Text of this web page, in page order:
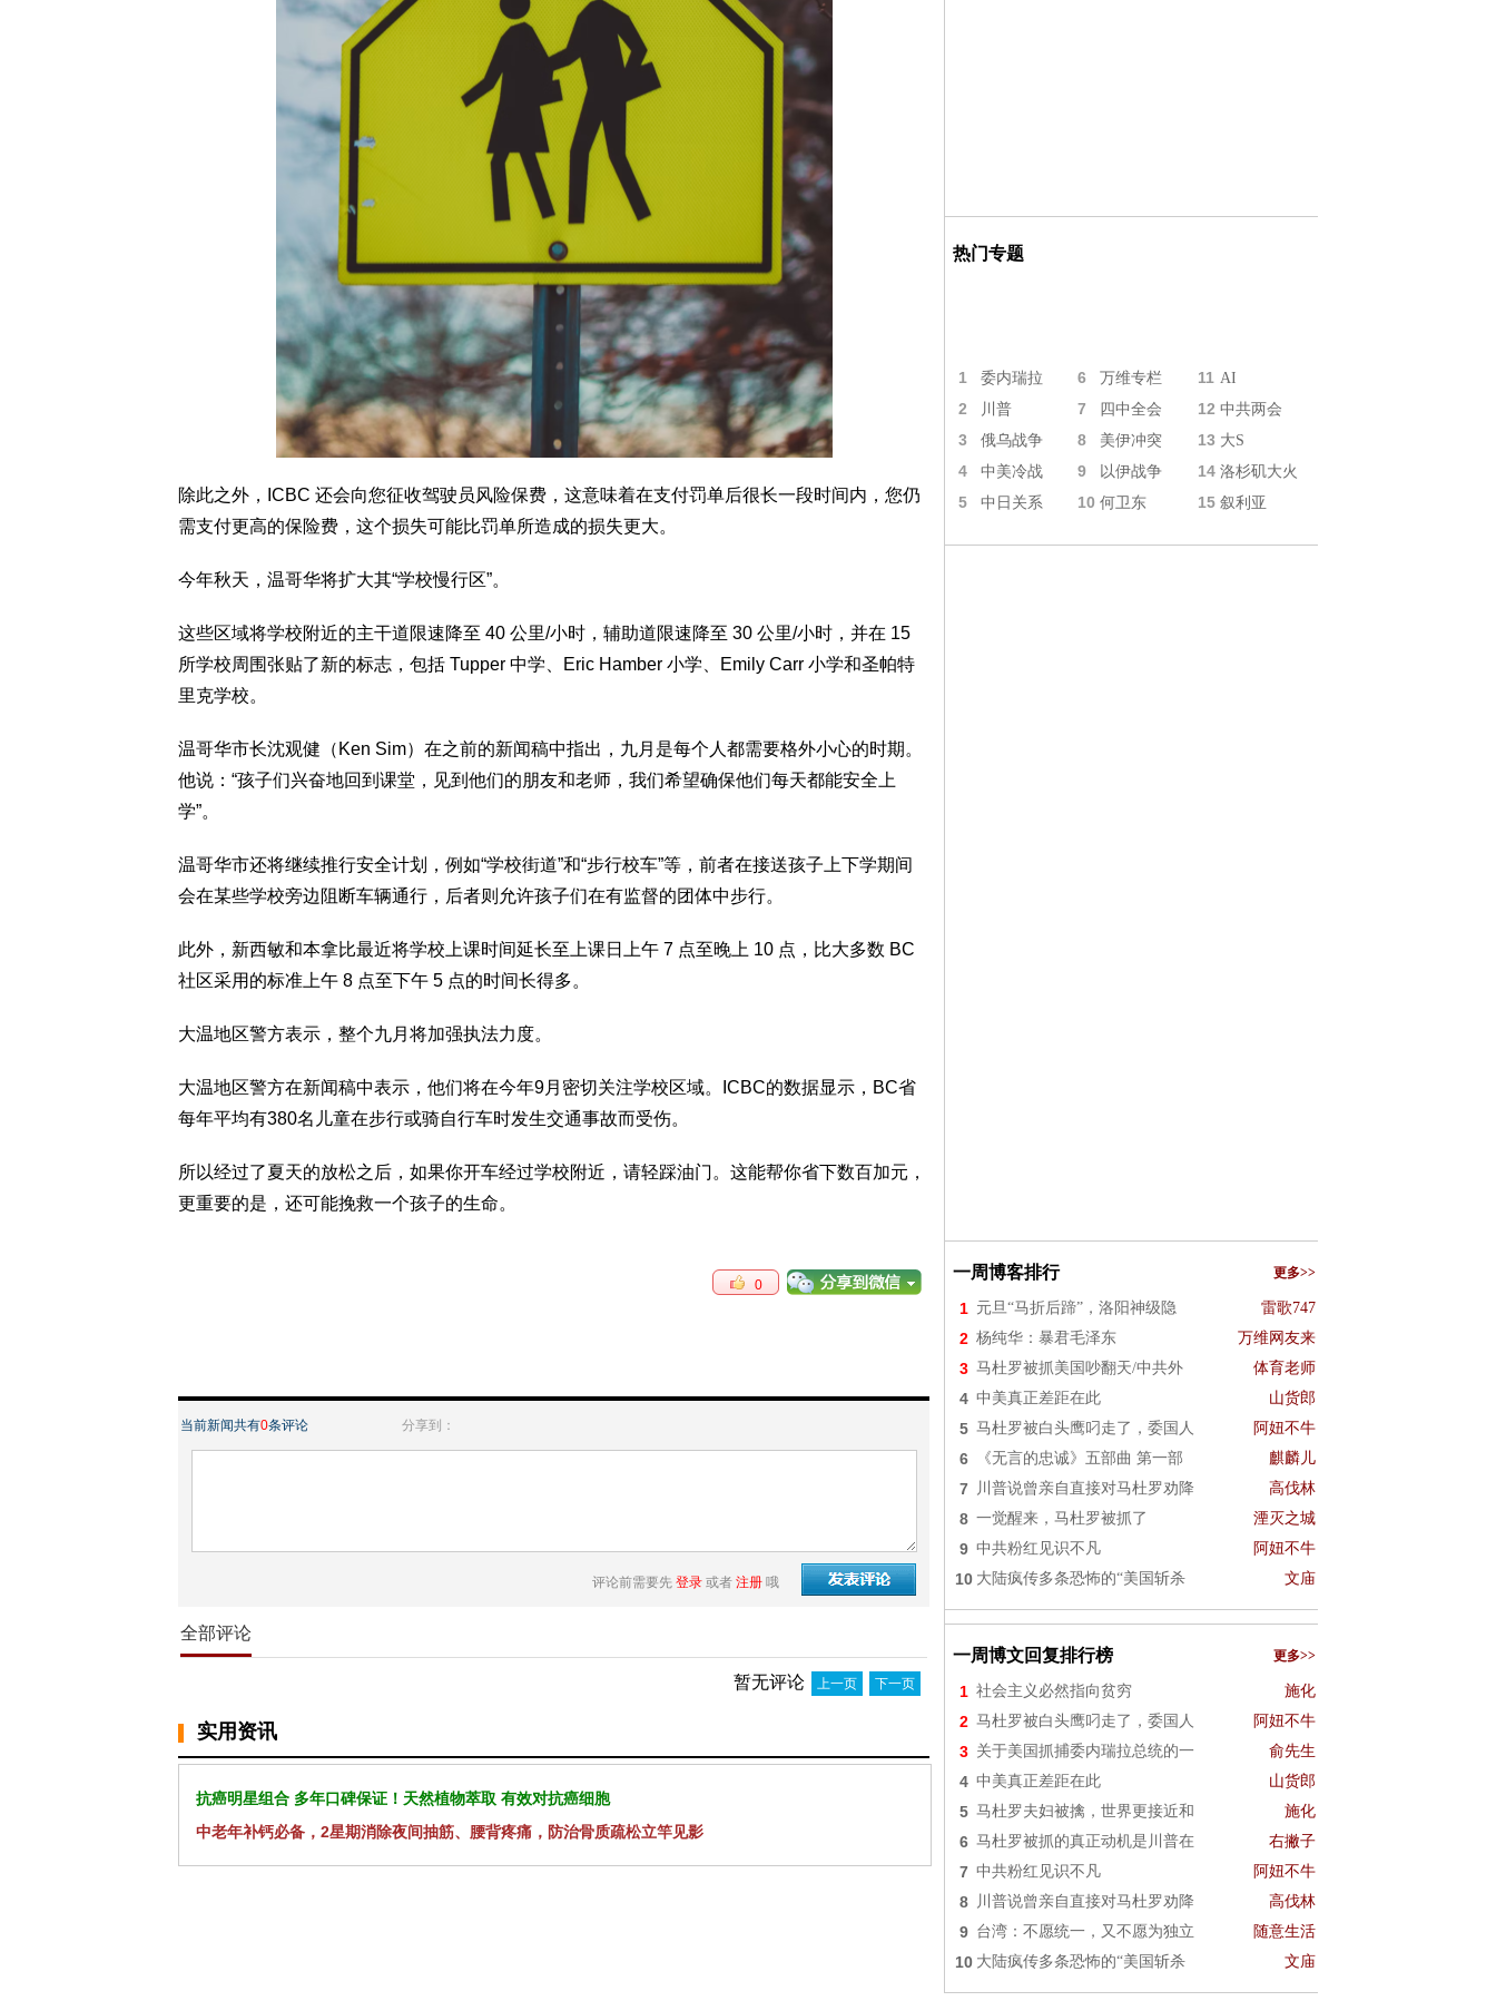
除此之外，ICBC 还会向您征收驾驶员风险保费，这意味着在支付罚单后很长一段时间内，您仍
需支付更高的保险费，这个损失可能比罚单所造成的损失更大。
今年秋天，温哥华将扩大其“学校慢行区”。
这些区域将学校附近的主干道限速降至 40 公里/小时，辅助道限速降至 30 公里/小时，并在 15
所学校周围张贴了新的标志，包括 Tupper 中学、Eric Hamber 小学、Emily Carr 小学和圣帕特
里克学校。
温哥华市长沈观健（Ken Sim）在之前的新闻稿中指出，九月是每个人都需要格外小心的时期。
他说：“孩子们兴奋地回到课堂，见到他们的朋友和老师，我们希望确保他们每天都能安全上
学”。
温哥华市还将继续推行安全计划，例如“学校街道”和“步行校车”等，前者在接送孩子上下学期间
会在某些学校旁边阻断车辆通行，后者则允许孩子们在有监督的团体中步行。
此外，新西敏和本拿比最近将学校上课时间延长至上课日上午 7 点至晚上 10 点，比大多数 BC
社区采用的标准上午 8 点至下午 5 点的时间长得多。
大温地区警方表示，整个九月将加强执法力度。
大温地区警方在新闻稿中表示，他们将在今年9月密切关注学校区域。ICBC的数据显示，BC省
每年平均有380名儿童在步行或骑自行车时发生交通事故而受伤。
所以经过了夏天的放松之后，如果你开车经过学校附近，请轻踩油门。这能帮你省下数百加元，
更重要的是，还可能挽救一个孩子的生命。
0
当前新闻共有0条评论 分享到：
评论前需要先 登录 或者 注册 哦
全部评论
暂无评论 上一页 下一页
实用资讯
抗癌明星组合 多年口碑保证！天然植物萃取 有效对抗癌细胞
中老年补钙必备，2星期消除夜间抽筋、腰背疼痛，防治骨质疏松立竿见影
热门专题
1 委内瑞拉 6 万维专栏 11 AI
2 川普 7 四中全会 12 中共两会
3 俄乌战争 8 美伊冲突 13 大S
4 中美冷战 9 以伊战争 14 洛杉矶大火
5 中日关系 10 何卫东 15 叙利亚
一周博客排行 更多>>
1 元旦“马折后蹄”，洛阳神级隐 雷歌747
2 杨纯华：暴君毛泽东 万维网友来
3 马杜罗被抓美国吵翻天/中共外 体育老师
4 中美真正差距在此 山货郎
5 马杜罗被白头鹰叼走了，委国人 阿妞不牛
6 《无言的忠诚》五部曲 第一部 麒麟儿
7 川普说曾亲自直接对马杜罗劝降 高伐林
8 一觉醒来，马杜罗被抓了 湮灭之城
9 中共粉红见识不凡 阿妞不牛
10 大陆疯传多条恐怖的“美国斩杀 文庙
一周博文回复排行榜 更多>>
1 社会主义必然指向贫穷 施化
2 马杜罗被白头鹰叼走了，委国人 阿妞不牛
3 关于美国抓捕委内瑞拉总统的一 俞先生
4 中美真正差距在此 山货郎
5 马杜罗夫妇被擒，世界更接近和 施化
6 马杜罗被抓的真正动机是川普在 右撇子
7 中共粉红见识不凡 阿妞不牛
8 川普说曾亲自直接对马杜罗劝降 高伐林
9 台湾：不愿统一，又不愿为独立 随意生活
10 大陆疯传多条恐怖的“美国斩杀 文庙